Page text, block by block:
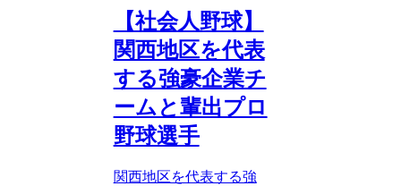
【社会人野球】
関西地区を代表
する強豪企業チ
ームと輩出プロ
野球選手
関西地区を代表する強